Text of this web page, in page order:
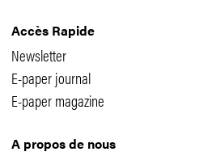
Accès Rapide
Newsletter
E-paper journal
E-paper magazine
A propos de nous